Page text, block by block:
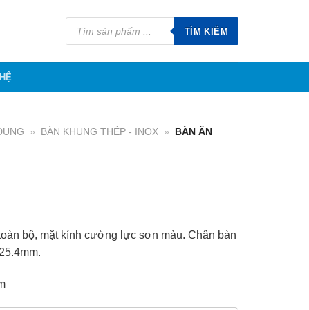
Tìm
kiếm
phẩm
TÌM KIẾM
» BÀN KHUNG THÉP - INOX »
BÀN ĂN
bộ, mặt kính cường lực sơn màu. Chân bàn